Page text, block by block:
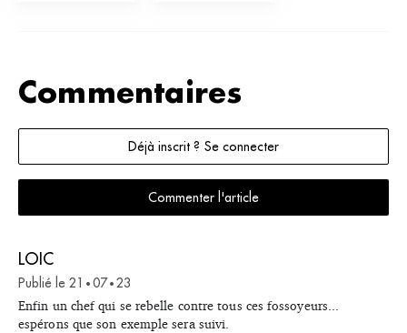
Commentaires
Déjà inscrit ? Se connecter
Commenter l'article
LOIC
Publié le 21 • 07 • 23
Enfin un chef qui se rebelle contre tous ces fossoyeurs...
espérons que son exemple sera suivi.